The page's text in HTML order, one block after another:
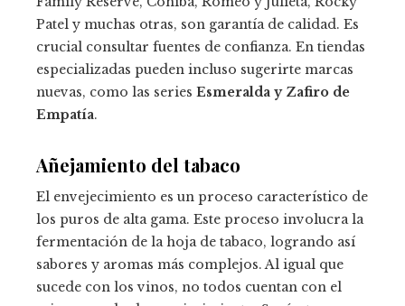
Patel y muchas otras, son garantía de calidad. Es
crucial consultar fuentes de confianza. En tiendas
especializadas pueden incluso sugerirte marcas
nuevas, como las series Esmeralda y Zafiro de
Empatía.
Añejamiento del tabaco
El envejecimiento es un proceso característico de
los puros de alta gama. Este proceso involucra la
fermentación de la hoja de tabaco, logrando así
sabores y aromas más complejos. Al igual que
sucede con los vinos, no todos cuentan con el